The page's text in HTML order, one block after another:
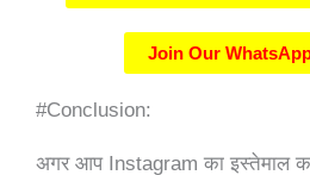
Join Our
#Conclusion:
अगर आप Instagram का इस्तेमाल